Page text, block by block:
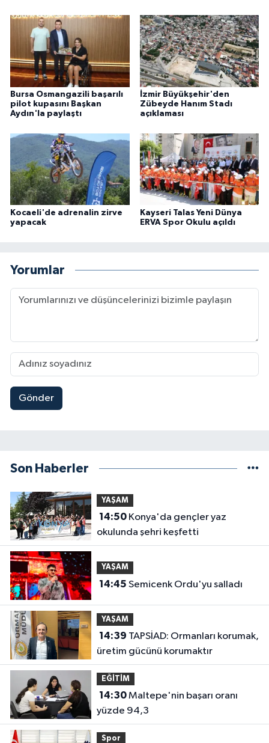
Bursa Osmangazili başarılı
pilot kupasını Başkan
Aydın'la paylaştı
İzmir Büyükşehir'den
Zübeyde Hanım Stadı
açıklaması
Kocaeli'de adrenalin zirve
yapacak
Kayseri Talas Yeni Dünya
ERVA Spor Okulu açıldı
Yorumlar
Gönder
Son Haberler
YAŞAM
14:50Konya'da gençler yaz
okulunda şehri keşfetti
YAŞAM
14:45 Semicenk Ordu'yu salladı
YAŞAM
14:39
üretim gücünü korumaktır
EĞİTİM
14:30Maltepe'nin başarı oranı
yüzde 94,3
Spor